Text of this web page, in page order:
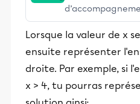
stimulants,
et leurs parents
éducative.
Lorsque la valeur de x
ensuite représenter
droite. Par exemple, si
x > 4, tu pourras